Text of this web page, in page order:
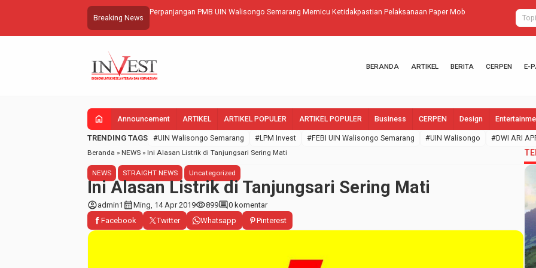
Breaking News
Perpanjangan PMB UIN Walisongo Semarang Memicu Ketidakpastian Pelaksanaan Paper Mob Tetap raih
BERANDA ARTIKEL BERITA CERPEN E-
home Announcement ARTIKEL ARTIKEL POPULER ARTIKEL POPULER Business CERPEN Design
TRENDING TAGS #UIN Walisongo Semarang #LPM Invest #FEBI UIN Walisongo Semarang #UIN Walisongo #DWI ARI
Beranda » NEWS » Ini Alasan Listrik di Tanjungsari Sering Mati
NEWS STRAIGHT NEWS Uncategorized
Ini Alasan Listrik di Tanjungsari Sering Mati
account_circleadmin1 calendar_monthMing, 14 Apr 2019visibility899comment0 komentar
Facebook
Twitter Whatsapp Pinterest